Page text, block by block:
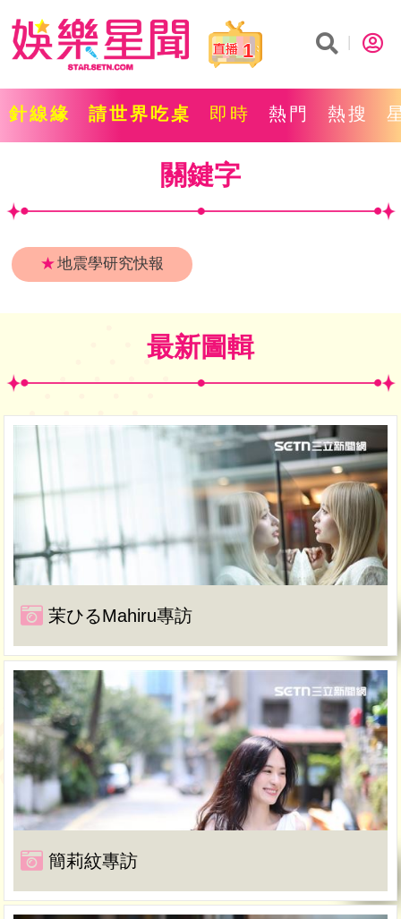
1
針線緣 請世界吃桌 即時 熱門 熱搜
關鍵字
★地震學研究快報
最新圖輯
茉ひるMahiru專訪
簡莉紋專訪